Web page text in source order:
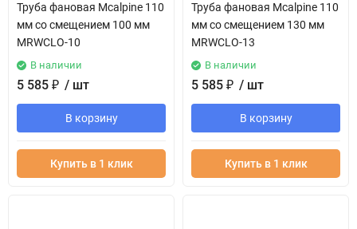
Труба фановая Mcalpine 110
мм со смещением 100 мм
MRWCLO-10
В наличии
5 585 ₽ / шт
В корзину
Купить в 1 клик
Труба фановая Mcalpine 110
мм со смещением 130 мм
MRWCLO-13
В наличии
5 585 ₽ / шт
В корзину
Купить в 1 клик